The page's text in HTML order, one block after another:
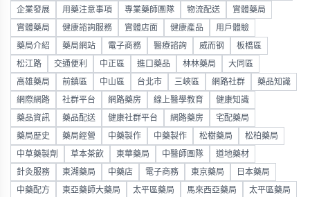
企業發展 用藥注意事項 專業藥師團隊 物流配送 實體藥局
實體藥局 健康諮詢服務 實體店面 健康產品 用戶體驗
藥局介紹 藥局網站 電子商務 醫療諮詢 威而钢 板橋區
松江路 交通便利 中正區 進口藥品 林林藥局 大同區
高雄藥局 前鎮區 中山區 台北市 三峽區 網路社群 藥品知識
網際網路 社群平台 網路藥房 線上醫學教育 健康知識
藥品資訊 藥品配送 健康社群平台 網路藥房 宅配藥局
藥局歷史 藥局經營 中藥製作 中藥製作 松樹藥局 松柏藥局
中草藥製劑 草本茶飲 東華藥局 中醫師團隊 道地藥材
針灸服務 東湖藥局 中藥店 電子商務 東京藥局 日本藥局
中藥配方 東亞藥師大藥局 太平區藥局 馬來西亞藥局 太平區藥局